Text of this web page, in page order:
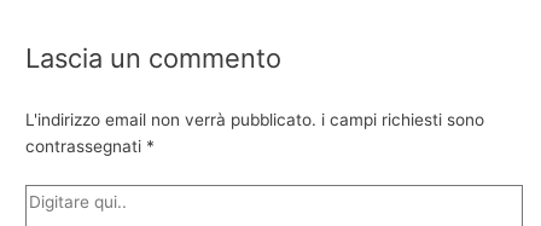
Lascia un commento
L'indirizzo email non verrà pubblicato. i campi richiesti sono
contrassegnati *